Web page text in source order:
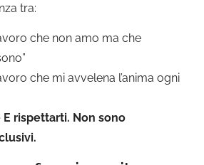
tra:
che non amo ma che
che mi avvelena l’anima ogni
E rispettarti. Non sono